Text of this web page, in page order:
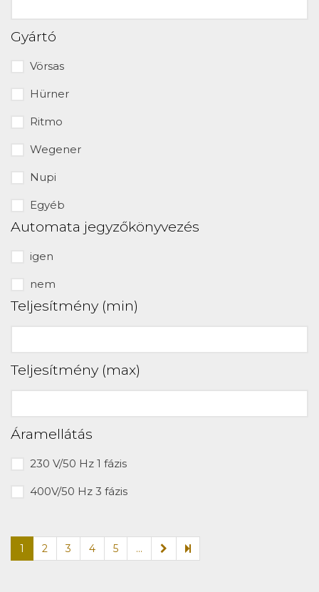
Gyártó
Vörsas
Hürner
Ritmo
Wegener
Nupi
Egyéb
Automata jegyzőkönyvezés
igen
nem
Teljesítmény (min)
Teljesítmény (max)
Áramellátás
230 V/50 Hz 1 fázis
400V/50 Hz 3 fázis
1 2 3 4 5 ...